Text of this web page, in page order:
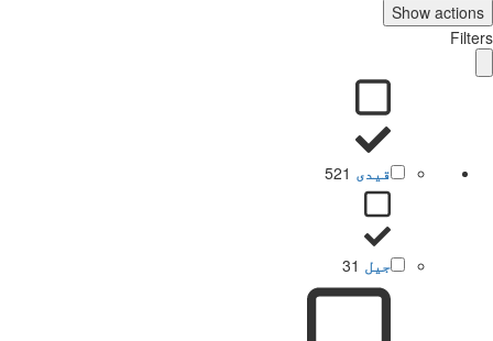
Show
قیدی 521
جیل 31